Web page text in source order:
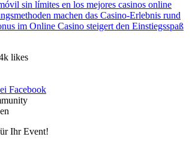
sin límites en los mejores casinos online
machen das Casino-Erlebnis rund
im Online Casino steigert den Einstiegsspaß
likes
Facebook
Ihr Event!